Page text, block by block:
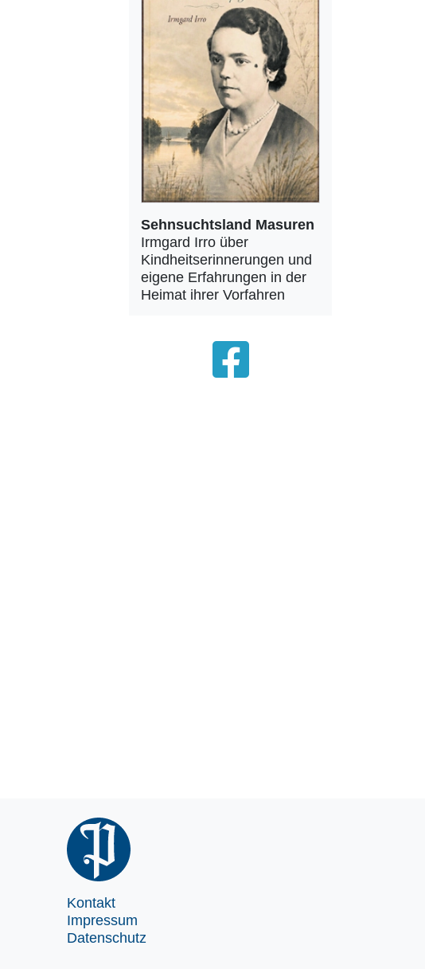
Sehnsuchtsland Masuren
Irmgard Irro über
Kindheitserinnerungen und
eigene Erfahrungen in der
Heimat ihrer Vorfahren
Kontakt
Impressum
Datenschutz